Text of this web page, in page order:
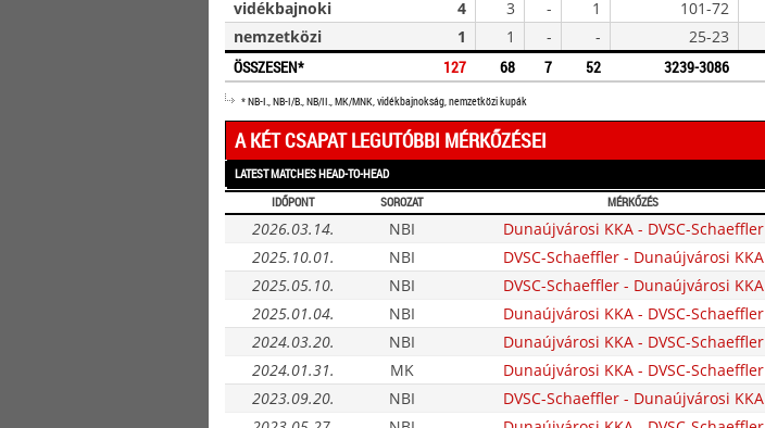
vidékbajnoki
4 3 - 1 101-72
nemzetközi
1 1 - - 25-23
ÖSSZESEN*
127 68 7 52 3239-3086
* NB-I., NB-I/B., NB/II., MK/MNK, vidékbajnokság, nemzetközi kupák
A KÉT CSAPAT LEGUTÓBBI MÉRKŐZÉSEI
LATEST MATCHES HEAD-TO-HEAD
IDŐPONT
SOROZAT MÉRKŐZÉS
2026.03.14. NBI Dunaújvárosi KKA - DVSC-Schaeffler
2025.10.01.
NBI DVSC-Schaeffler - Dunaújvárosi KKA
2025.05.10.
NBI DVSC-Schaeffler - Dunaújvárosi KKA
2025.01.04.
NBI Dunaújvárosi KKA - DVSC-Schaeffler
2024.03.20.
NBI Dunaújvárosi KKA - DVSC-Schaeffler
2024.01.31.
MK Dunaújvárosi KKA - DVSC-Schaeffler
2023.09.20.
NBI DVSC-Schaeffler - Dunaújvárosi KKA